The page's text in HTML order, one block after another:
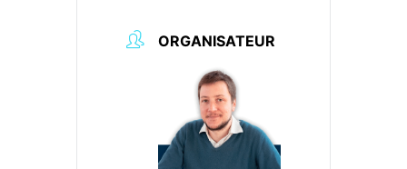
ORGANISATEUR